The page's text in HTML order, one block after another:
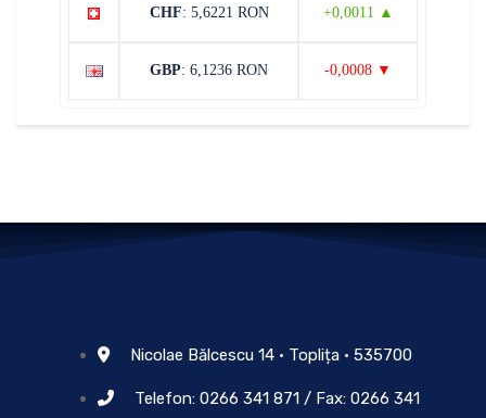
CHF: 5,6221 RON +0,0011 ▲
GBP: 6,1236 RON -0,0008 ▼
Nicolae Bălcescu 14 • Toplița • 535700
Telefon: 0266 341 871 / Fax: 0266 341